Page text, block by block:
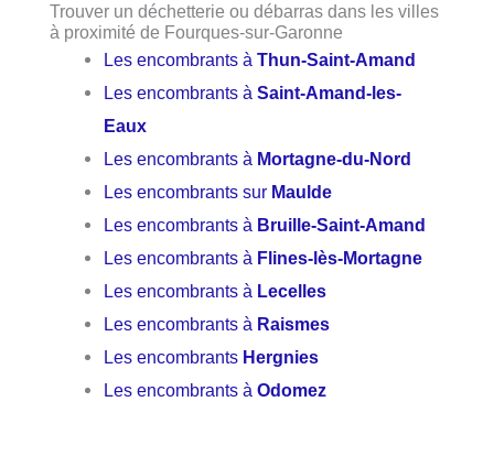
Trouver un déchetterie ou débarras dans les villes
à proximité de Fourques-sur-Garonne
Les encombrants àThun-Saint-Amand
Les encombrants àSaint-Amand-les-
Eaux
Les encombrants à Mortagne-du-Nord
Les encombrants sur Maulde
Les encombrants à Bruille-Saint-Amand
Les encombrants à Flines-lès-Mortagne
Les encombrants à Lecelles
Les encombrants à Raismes
Les encombrants Hergnies
Les encombrants àOdomez